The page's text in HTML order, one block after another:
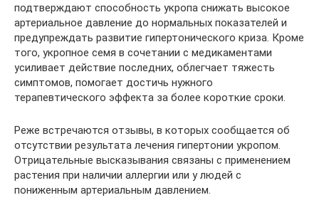
подтверждают способность укропа снижать высокое
артериальное давление до нормальных показателей и
предупреждать развитие гипертонического криза. Кроме
того, укропное семя в сочетании с медикаментами
усиливает действие последних, облегчает тяжесть
симптомов, помогает достичь нужного
терапевтического эффекта за более короткие сроки.
Реже встречаются отзывы, в которых сообщается об
отсутствии результата лечения гипертонии укропом.
Отрицательные высказывания связаны с применением
растения при наличии аллергии или у людей с
пониженным артериальным давлением.